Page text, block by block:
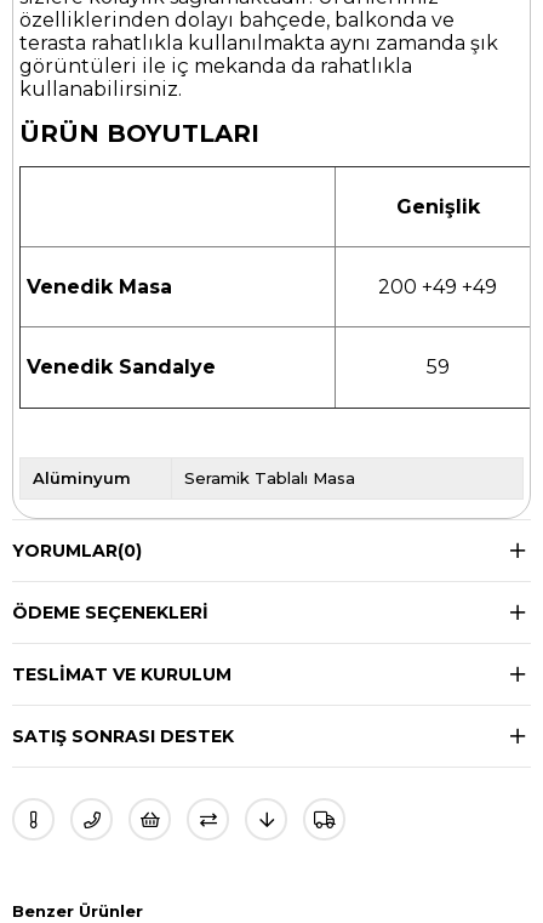
özelliklerinden dolayı bahçede, balkonda ve
terasta rahatlıkla kullanılmakta aynı zamanda şık
görüntüleri ile iç mekanda da rahatlıkla
kullanabilirsiniz.
ÜRÜN BOYUTLARI
Genişlik
Venedik Masa 200 +49 +49
Venedik Sandalye 59
Alüminyum Seramik Tablalı Masa
YORUMLAR(0)
ÖDEME SEÇENEKLERI
TESLIMAT VE KURULUM
SATIŞ SONRASI DESTEK
Benzer Ürünler